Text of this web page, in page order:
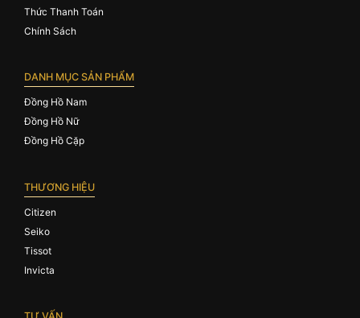
Thức Thanh Toán
Chính Sách
DANH MỤC SẢN PHẨM
Đồng Hồ Nam
Đồng Hồ Nữ
Đồng Hồ Cặp
THƯƠNG HIỆU
Citizen
Seiko
Tissot
Invicta